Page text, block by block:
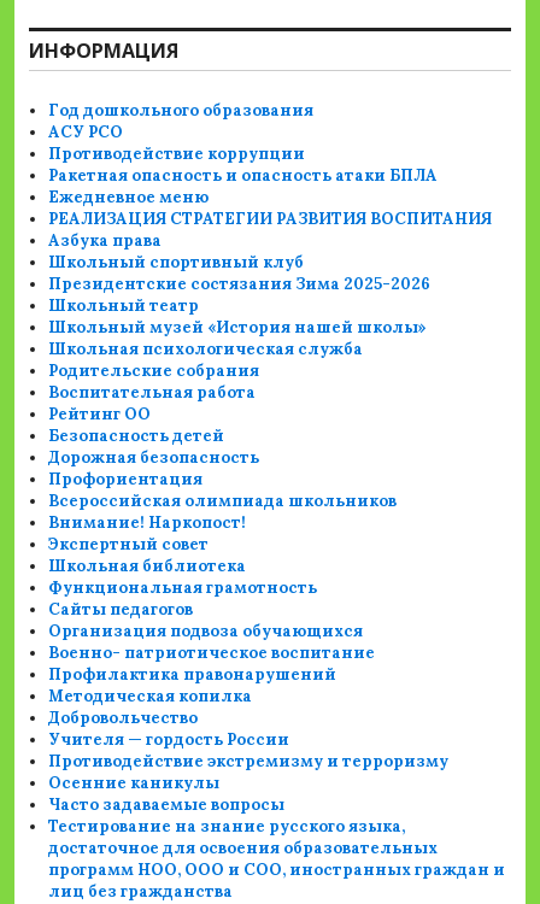
ИНФОРМАЦИЯ
Год дошкольного образования
АСУ РСО
Противодействие коррупции
Ракетная опасность и опасность атаки БПЛА
Ежедневное меню
РЕАЛИЗАЦИЯ СТРАТЕГИИ РАЗВИТИЯ ВОСПИТАНИЯ
Азбука права
Школьный спортивный клуб
Президентские состязания Зима 2025-2026
Школьный театр
Школьный музей «История нашей школы»
Школьная психологическая служба
Родительские собрания
Воспитательная работа
Рейтинг ОО
Безопасность детей
Дорожная безопасность
Профориентация
Всероссийская олимпиада школьников
Внимание! Наркопост!
Экспертный совет
Школьная библиотека
Функциональная грамотность
Сайты педагогов
Организация подвоза обучающихся
Военно- патриотическое воспитание
Профилактика правонарушений
Методическая копилка
Добровольчество
Учителя — гордость России
Противодействие экстремизму и терроризму
Осенние каникулы
Часто задаваемые вопросы
Тестирование на знание русского языка,
достаточное для освоения образовательных
программ НОО, ООО и СОО, иностранных граждан и
лиц без гражданства